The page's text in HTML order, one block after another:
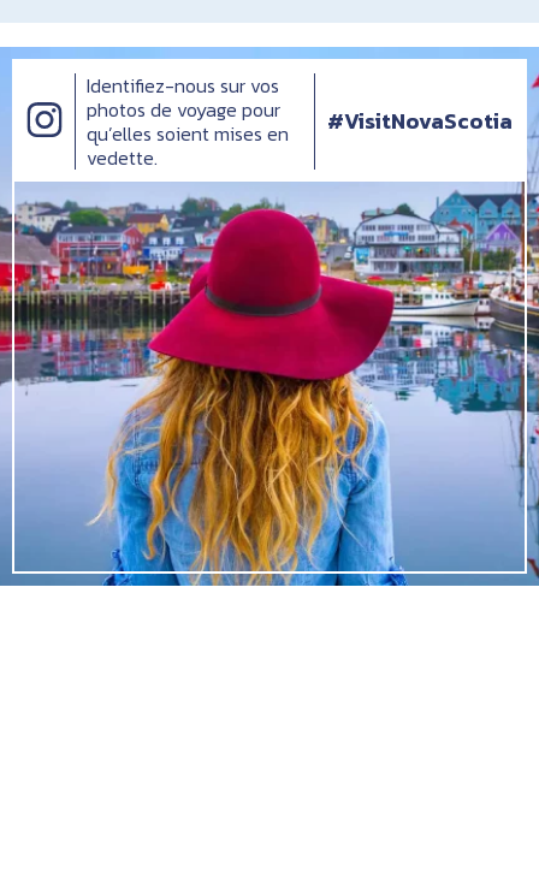
Identifiez-nous sur vos
photos de voyage pour
qu’elles soient mises en
vedette.
#VisitNovaScotia